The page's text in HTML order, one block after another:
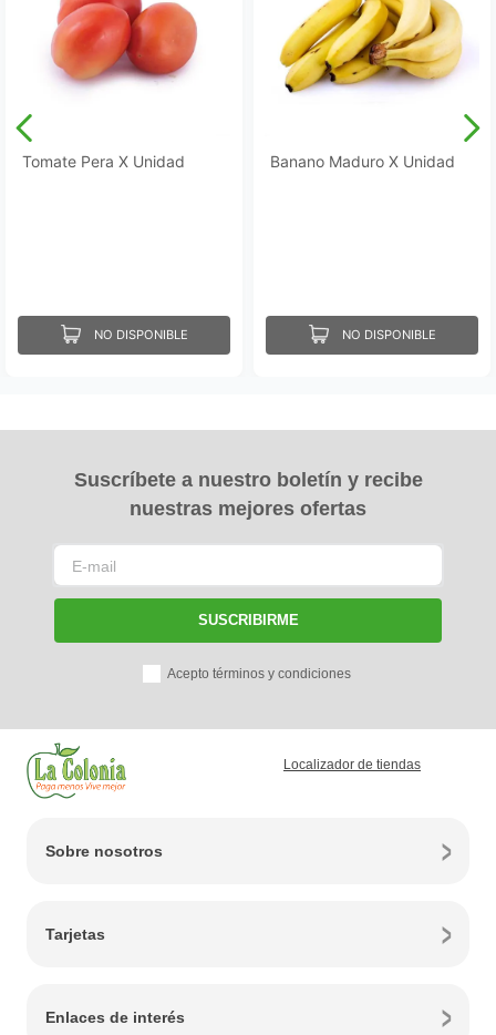
Tomate Pera X Unidad
NO DISPONIBLE
Banano Maduro X Unidad
NO DISPONIBLE
Suscríbete a nuestro boletín y recibe
nuestras mejores ofertas
SUSCRIBIRME
Acepto términos y condiciones
Localizador de tiendas
Sobre nosotros
Tarjetas
Enlaces de interés